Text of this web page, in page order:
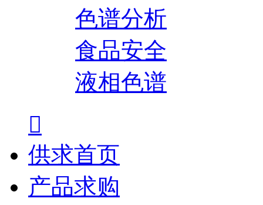
色谱分析
食品安全
液相色谱

供求首页
产品求购